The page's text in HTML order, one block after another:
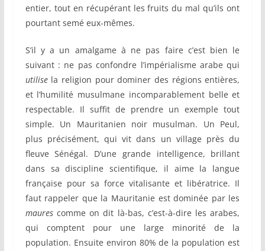
entier, tout en récupérant les fruits du mal qu’ils ont
pourtant semé eux-mêmes.
S’il y a un amalgame à ne pas faire c’est bien le
suivant : ne pas confondre l’impérialisme arabe qui
utilisela religion pour dominer des régions entières,
et l’humilité musulmane incomparablement belle et
respectable. Il suffit de prendre un exemple tout
simple. Un Mauritanien noir musulman. Un Peul,
plus précisément, qui vit dans un village près du
fleuve Sénégal. D’une grande intelligence, brillant
dans sa discipline scientifique, il aime la langue
française pour sa force vitalisante et libératrice. Il
faut rappeler que la Mauritanie est dominée par les
maurescomme on dit là-bas, c’est-à-dire les arabes,
qui comptent pour une large minorité de la
population. Ensuite environ 80% de la population est